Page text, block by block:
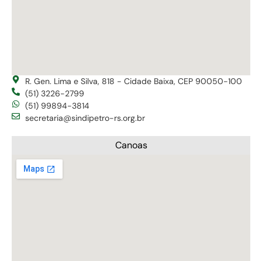
R. Gen. Lima e Silva, 818 - Cidade Baixa, CEP 90050-100
(51) 3226-2799
(51) 99894-3814
secretaria@sindipetro-rs.org.br
Canoas